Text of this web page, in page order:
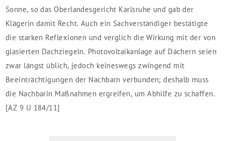
Sonne, so das Oberlandesgericht Karlsruhe und gab der
Klägerin damit Recht. Auch ein Sachverständiger bestätigte
die starken Reflexionen und verglich die Wirkung mit der von
glasierten Dachziegeln. Photovoltaikanlage auf Dächern seien
zwar längst üblich, jedoch keineswegs zwingend mit
Beeinträchtigungen der Nachbarn verbunden; deshalb muss
die Nachbarin Maßnahmen ergreifen, um Abhilfe zu schaffen.
[AZ 9 U 184/11]